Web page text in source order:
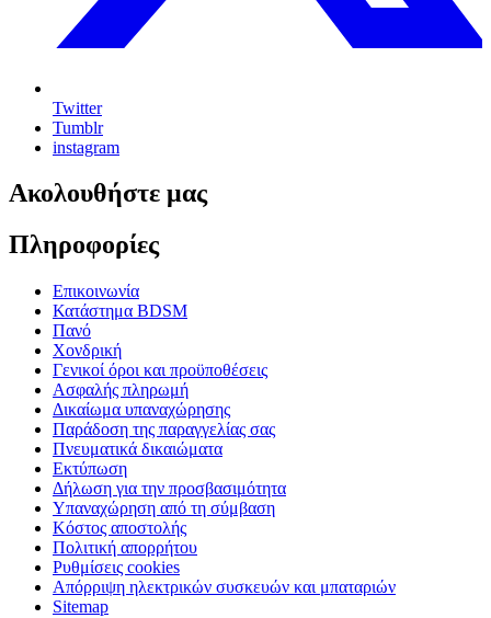
Twitter
Tumblr
instagram
Ακολουθήστε μας
Πληροφορίες
Επικοινωνία
Κατάστημα BDSM
Πανό
Χονδρική
Γενικοί όροι και προϋποθέσεις
Ασφαλής πληρωμή
Δικαίωμα υπαναχώρησης
Παράδοση της παραγγελίας σας
Πνευματικά δικαιώματα
Εκτύπωση
Δήλωση για την προσβασιμότητα
Υπαναχώρηση από τη σύμβαση
Κόστος αποστολής
Πολιτική απορρήτου
Ρυθμίσεις cookies
Απόρριψη ηλεκτρικών συσκευών και μπαταριών
Sitemap